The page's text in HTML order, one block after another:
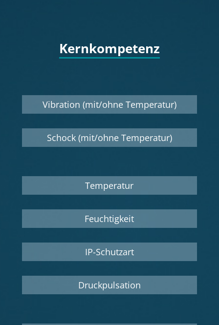
Kernkompetenz
Vibration (mit/ohne Temperatur)
Schock (mit/ohne Temperatur)
Temperatur
Feuchtigkeit
IP-Schutzart
Druckpulsation